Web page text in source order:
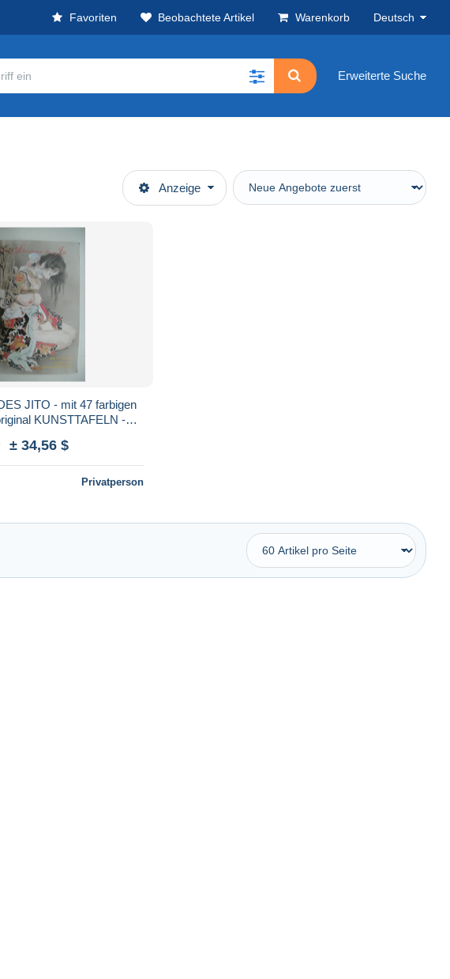
Favoriten Beobachtete Artikel Warenkorb Deutsch
Erweiterte Suche
Anzeige
JITO - mit 47 farbigen
KUNSTTAFELN -
± 34,56 $
Privatperson